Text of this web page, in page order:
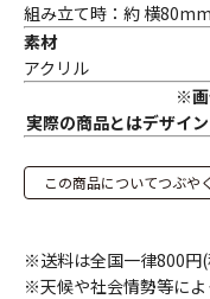
組み立て時：約 横
素材
アクリル
※画
実際の商品とはデザイ
この商品についてつぶやく
※送料は全国一律800円(
※天候や社会情勢等に